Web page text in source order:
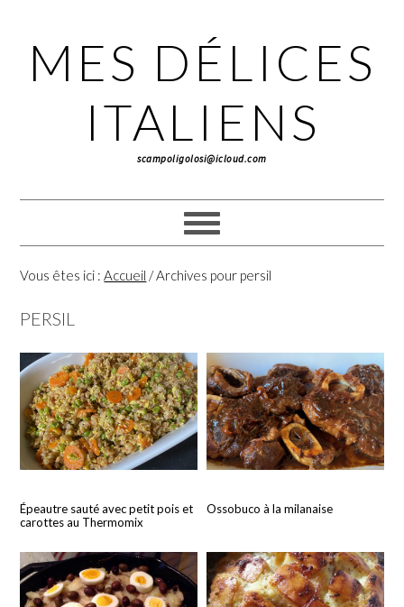
navigation
contenu
principal
barre
MES DÉLICES
ITALIENS
scampoligolosi@icloud.com
Vous êtes ici :Accueil /Archives pour persil
PERSIL
Épeautre sauté avec petit pois et
carottes au Thermomix
Ossobuco à la milanaise